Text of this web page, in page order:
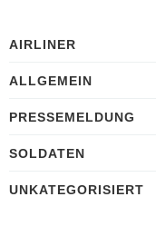
AIRLINER
ALLGEMEIN
PRESSEMELDUNG
SOLDATEN
UNKATEGORISIERT